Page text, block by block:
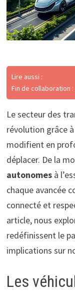
Lire aussi :
Fin de collaboration
Le secteur des
révolution grâce
modifient en
déplacer. De la
autonomesà
chaque avancée
connecté et
article, nous
redéfinissent le
implications sur
Les